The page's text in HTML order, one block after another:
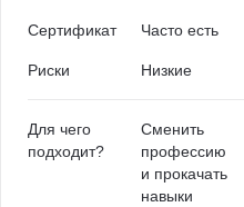
Сертификат Часто есть
Риски Низкие
Для чего
подходит?
Сменить
профессию
и прокачать
навыки